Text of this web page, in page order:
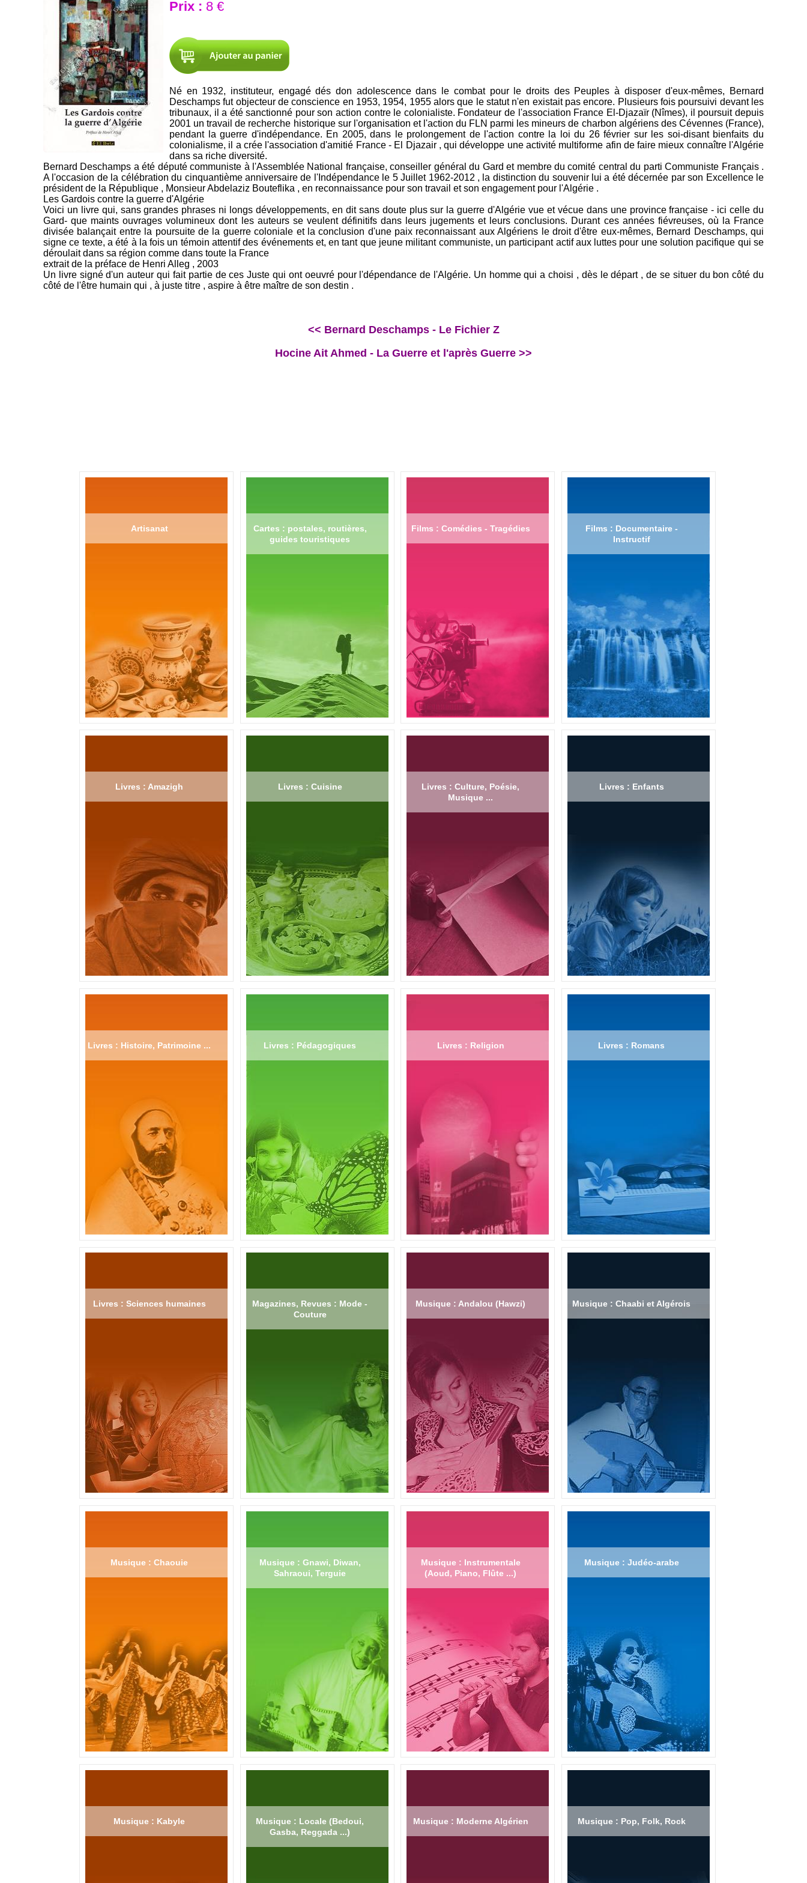
Prix : 8 €
Né en 1932, instituteur, engagé dés don adolescence dans le combat pour le droits des Peuples à disposer d'eux-mêmes, Bernard
Deschamps fut objecteur de conscience en 1953, 1954, 1955 alors que le statut n'en existait pas encore. Plusieurs fois poursuivi devant les
tribunaux, il a été sanctionné pour son action contre le colonialiste. Fondateur de l'association France El-Djazaïr (Nîmes), il poursuit depuis
2001 un travail de recherche historique sur l'organisation et l'action du FLN parmi les mineurs de charbon algériens des Cévennes (France),
pendant la guerre d'indépendance. En 2005, dans le prolongement de l'action contre la loi du 26 février sur les soi-disant bienfaits du
colonialisme, il a crée l'association d'amitié France - El Djazair , qui développe une activité multiforme afin de faire mieux connaître l'Algérie
dans sa riche diversité.
Bernard Deschamps a été député communiste à l'Assemblée National française, conseiller général du Gard et membre du comité central du parti Communiste Français .
A l'occasion de la célébration du cinquantième anniversaire de l'Indépendance le 5 Juillet 1962-2012 , la distinction du souvenir lui a été décernée par son Excellence le
président de la République , Monsieur Abdelaziz Bouteflika , en reconnaissance pour son travail et son engagement pour l'Algérie .
Les Gardois contre la guerre d'Algérie
Voici un livre qui, sans grandes phrases ni longs développements, en dit sans doute plus sur la guerre d'Algérie vue et vécue dans une province française - ici celle du
Gard- que maints ouvrages volumineux dont les auteurs se veulent définitifs dans leurs jugements et leurs conclusions. Durant ces années fiévreuses, où la France
divisée balançait entre la poursuite de la guerre coloniale et la conclusion d'une paix reconnaissant aux Algériens le droit d'être eux-mêmes, Bernard Deschamps, qui
signe ce texte, a été à la fois un témoin attentif des événements et, en tant que jeune militant communiste, un participant actif aux luttes pour une solution pacifique qui se
déroulait dans sa région comme dans toute la France
extrait de la préface de Henri Alleg , 2003
Un livre signé d'un auteur qui fait partie de ces Juste qui ont oeuvré pour l'dépendance de l'Algérie. Un homme qui a choisi , dès le départ , de se situer du bon côté du
côté de l'être humain qui , à juste titre , aspire à être maître de son destin .
<< Bernard Deschamps - Le Fichier Z
Hocine Ait Ahmed - La Guerre et l'après Guerre >>
Artisanat
Cartes : postales, routières,
guides touristiques
Films : Comédies - Tragédies
Films : Documentaire -
Instructif
Livres : Amazigh Livres : Cuisine
Livres : Culture, Poésie,
Musique ...
Livres : Enfants
Livres : Histoire, Patrimoine ... Livres : Pédagogiques Livres : Religion Livres : Romans
Livres : Sciences humaines
Magazines, Revues : Mode -
Couture
Musique : Andalou (Hawzi) Musique : Chaabi et Algérois
Musique : Chaouie
Musique : Gnawi, Diwan,
Sahraoui, Terguie
Musique : Instrumentale
(Aoud, Piano, Flûte ...)
Musique : Judéo-arabe
Musique : Kabyle
Musique : Locale (Bedoui,
Gasba, Reggada ...)
Musique : Moderne Algérien Musique : Pop, Folk, Rock